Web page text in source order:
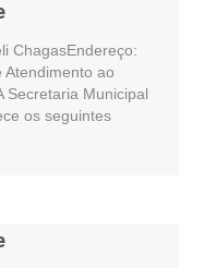
ChagasEndereço:
Atendimento ao
Secretaria Municipal
os seguintes